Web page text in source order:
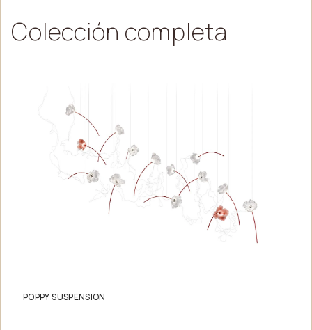
Colección completa
POPPY SUSPENSION